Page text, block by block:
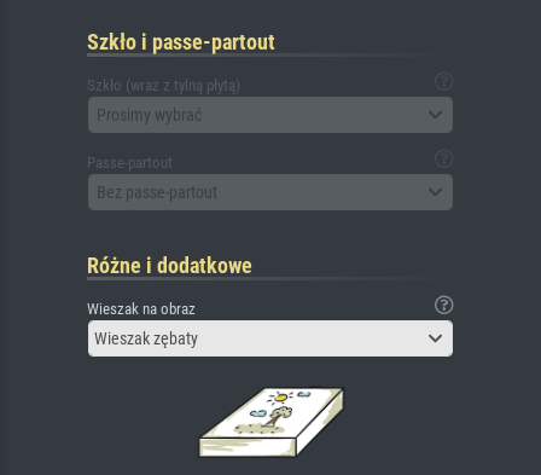
Szkło i passe-partout
Szkło (wraz z tylną płytą)
Prosimy wybrać
Passe-partout
Bez passe-partout
Różne i dodatkowe
Wieszak na obraz
Wieszak zębaty